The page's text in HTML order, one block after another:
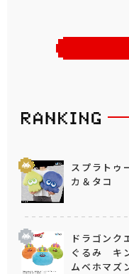
スプラト
カ＆タコ
ドラゴン
ぐるみ キ
ムベホマズ